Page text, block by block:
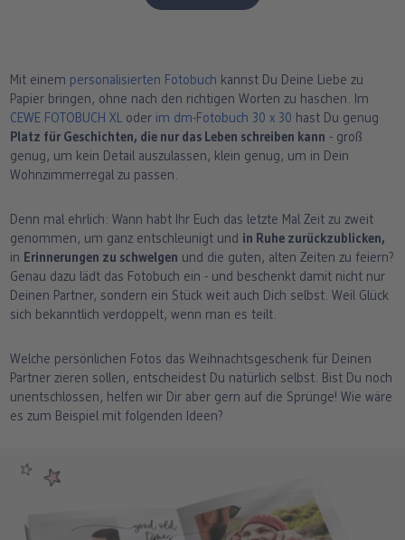
Mit einem personalisierten Fotobuch kannst Du Deine Liebe zu
Papier bringen, ohne nach den richtigen Worten zu haschen. Im
CEWE FOTOBUCH XL oder im dm-Fotobuch 30 x 30 hast Du genug
Platz für Geschichten, die nur das Leben schreiben kann - groß
genug, um kein Detail auszulassen, klein genug, um in Dein
Wohnzimmerregal zu passen.
Denn mal ehrlich: Wann habt Ihr Euch das letzte Mal Zeit zu zweit
genommen, um ganz entschleunigt und in Ruhe zurückzublicken,
in Erinnerungen zu schwelgen und die guten, alten Zeiten zu feiern?
Genau dazu lädt das Fotobuch ein - und beschenkt damit nicht nur
Deinen Partner, sondern ein Stück weit auch Dich selbst. Weil Glück
sich bekanntlich verdoppelt, wenn man es teilt.
Welche persönlichen Fotos das Weihnachtsgeschenk für Deinen
Partner zieren sollen, entscheidest Du natürlich selbst. Bist Du noch
unentschlossen, helfen wir Dir aber gern auf die Sprünge! Wie wäre
es zum Beispiel mit folgenden Ideen?